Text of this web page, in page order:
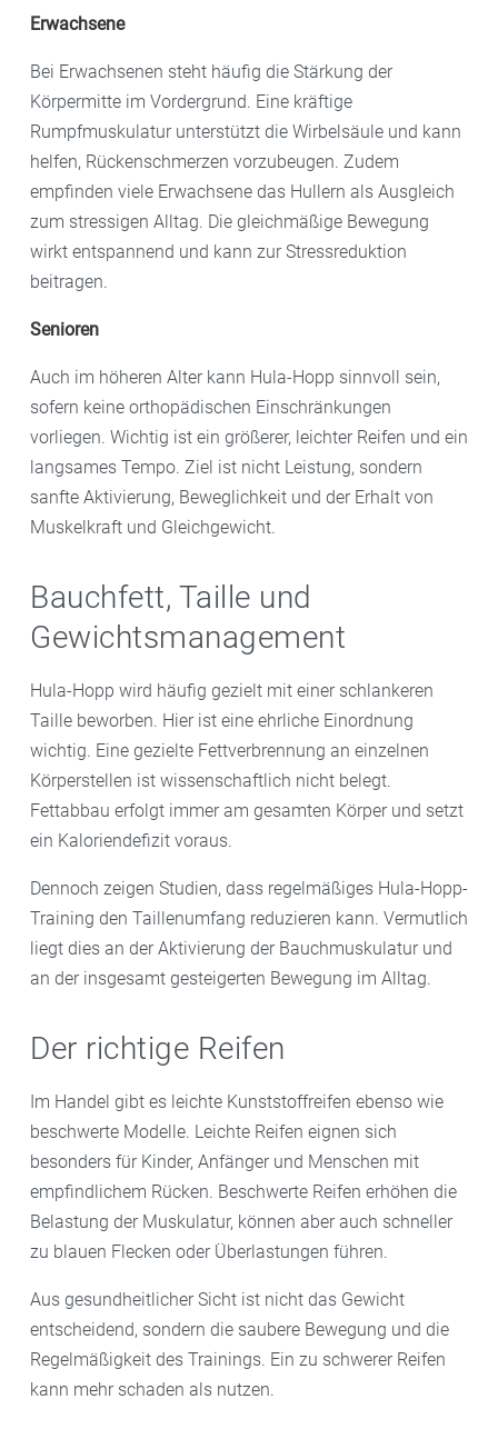
Erwachsene
Bei Erwachsenen steht häufig die Stärkung der
Körpermitte im Vordergrund. Eine kräftige
Rumpfmuskulatur unterstützt die Wirbelsäule und kann
helfen, Rückenschmerzen vorzubeugen. Zudem
empfinden viele Erwachsene das Hullern als Ausgleich
zum stressigen Alltag. Die gleichmäßige Bewegung
wirkt entspannend und kann zur Stressreduktion
beitragen.
Senioren
Auch im höheren Alter kann Hula-Hopp sinnvoll sein,
sofern keine orthopädischen Einschränkungen
vorliegen. Wichtig ist ein größerer, leichter Reifen und ein
langsames Tempo. Ziel ist nicht Leistung, sondern
sanfte Aktivierung, Beweglichkeit und der Erhalt von
Muskelkraft und Gleichgewicht.
Bauchfett, Taille und
Gewichtsmanagement
Hula-Hopp wird häufig gezielt mit einer schlankeren
Taille beworben. Hier ist eine ehrliche Einordnung
wichtig. Eine gezielte Fettverbrennung an einzelnen
Körperstellen ist wissenschaftlich nicht belegt.
Fettabbau erfolgt immer am gesamten Körper und setzt
ein Kaloriendefizit voraus.
Dennoch zeigen Studien, dass regelmäßiges Hula-Hopp-
Training den Taillenumfang reduzieren kann. Vermutlich
liegt dies an der Aktivierung der Bauchmuskulatur und
an der insgesamt gesteigerten Bewegung im Alltag.
Der richtige Reifen
Im Handel gibt es leichte Kunststoffreifen ebenso wie
beschwerte Modelle. Leichte Reifen eignen sich
besonders für Kinder, Anfänger und Menschen mit
empfindlichem Rücken. Beschwerte Reifen erhöhen die
Belastung der Muskulatur, können aber auch schneller
zu blauen Flecken oder Überlastungen führen.
Aus gesundheitlicher Sicht ist nicht das Gewicht
entscheidend, sondern die saubere Bewegung und die
Regelmäßigkeit des Trainings. Ein zu schwerer Reifen
kann mehr schaden als nutzen.